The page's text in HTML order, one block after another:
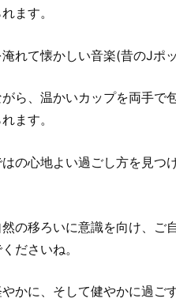
ます。
れて懐かしい音楽(昔のJポ
ら、温かいカップを両手で
ます。
の心地よい過ごし方を見つ
の移ろいに意識を向け、ご
ださいね。
かに、そして健やかに過ご